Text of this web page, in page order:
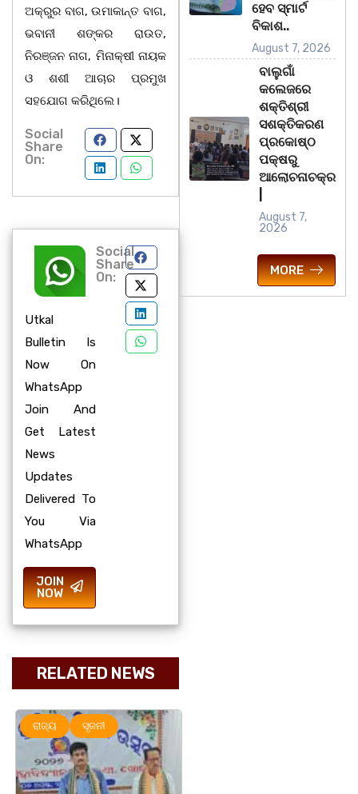
ଅକ୍ରୁର ବାଗ, ଉମାକାନ୍ତ ବାଗ,
ଭବାନୀ ଶଙ୍କର ରାଉତ,
ନିରଞ୍ଜନ ନାଗ, ମିନାକ୍ଷୀ ନାୟକ
ଓ ଶଶୀ ଆଚାର ପ୍ରମୁଖ
ସହଯୋଗ କରିଥିଲେ।
Social
Share
On:
Utkal
Bulletin Is
Now On
WhatsApp
Join And
Get Latest
News
Updates
Delivered To
You Via
WhatsApp
JOIN
NOW
Social
Share
On:
RELATED NEWS
ରାଜ୍ୟ ସୃଜନୀ
ହେବ ସ୍ମାର୍ଟ
ବିକାଶ..
August 7, 2026
ବାଲୁଗାଁ
କଲେଜରେ
ଶକ୍ତିଶ୍ରୀ
ସଶକ୍ତିକରଣ
ପ୍ରକୋଷ୍ଠ
ପକ୍ଷରୁ
ଆଲୋଚନାଚକ୍ର
August 7,
2026
MORE